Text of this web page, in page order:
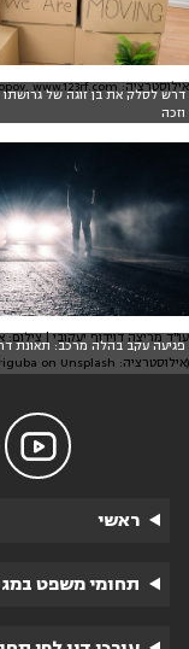
דרש לסלק את בן זוגה של
וזכה
אילוסטרציה: Andriy Popov, www.123rf.com
פגיעה עקב בהלה מרכב: תאונת
עו"ד מריצה דוידוף יעקובי | צילום:
(אילוסטרציה: Eugene Triguba on Unsplash)

ראשי
תחומי משפט